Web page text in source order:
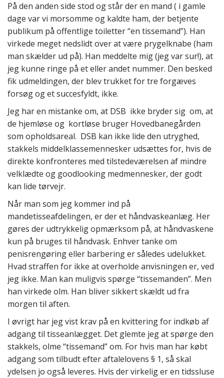
På den anden side stod og står der en mand ( i gamle
dage var vi morsomme og kaldte ham, der betjente
publikum på offentlige toiletter “en tissemand”). Han
virkede meget nedslidt over at være prygelknabe (ham
man skælder ud på). Han meddelte mig (jeg var sur!), at
jeg kunne ringe på et eller andet nummer. Den besked
fik udmeldingen, der blev trukket for tre forgæves
forsøg og et succesfyldt, ikke.
Jeg har en mistanke om, at DSB ikke bryder sig om, at
de hjemløse og kortløse bruger Hovedbanegården
som opholdsareal. DSB kan ikke lide den utryghed,
stakkels middelklassemennesker udsættes for, hvis de
direkte konfronteres med tilstedeværelsen af mindre
velklædte og goodlooking medmennesker, der godt
kan lide tørvejr.
Når man som jeg kommer ind på
mandetisseafdelingen, er der et håndvaskeanlæg. Her
gøres der udtrykkelig opmærksom på, at håndvaskene
kun på bruges til håndvask. Enhver tanke om
penisrengøring eller barbering er således udelukket.
Hvad straffen for ikke at overholde anvisningen er, ved
jeg ikke. Man kan muligvis spørge “tissemanden”. Men
han virkede olm. Han bliver sikkert skældt ud fra
morgen til aften.
I øvrigt har jeg vist krav på en kvittering for indkøb af
adgang til tisseanlægget. Det glemte jeg at spørge den
stakkels, olme “tissemand” om. For hvis man har købt
adgang som tilbudt efter aftalelovens § 1, så skal
ydelsen jo også leveres. Hvis der virkelig er en tidssluse